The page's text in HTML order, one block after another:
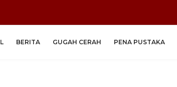
BERITA GUGAH CERAH PENA PUSTAKA